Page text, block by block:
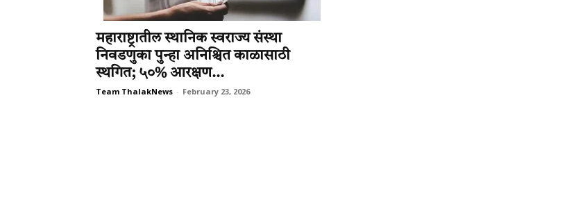
महाराष्ट्रातील स्थानिक स्वराज्य संस्था
निवडणुका पुन्हा अनिश्चित काळासाठी
स्थगित; ५०% आरक्षण...
Team ThalakNews - February 23, 2026